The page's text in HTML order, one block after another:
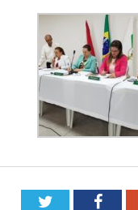
Twitter